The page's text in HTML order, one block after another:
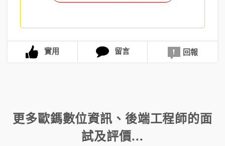
實用 留言 回報
更多歐鎷數位資訊 、 後端工程師的面
試及評價...